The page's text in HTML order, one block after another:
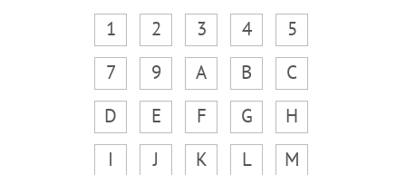
1 2 3 4
5
7
9 A B
C
D
E F G
H
I
J K L
M